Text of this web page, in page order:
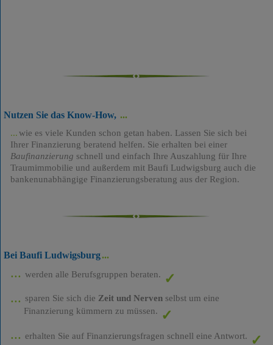
Nutzen Sie das Know-How,
wie es viele Kunden schon getan haben. Lassen Sie sich bei
Ihrer Finanzierung beratend helfen. Sie erhalten bei einer
Baufinanzierung schnell und einfach Ihre Auszahlung für Ihre
Traumimmobilie und außerdem mit Baufi Ludwigsburg auch die
bankenunabhängige Finanzierungsberatung aus der Region.
Bei Baufi Ludwigsburg
werden alle Berufsgruppen beraten.
sparen Sie sich die Zeit und Nervenselbst um eine
Finanzierung kümmern zu müssen.
erhalten Sie auf Finanzierungsfragen schnell eine Antwort.